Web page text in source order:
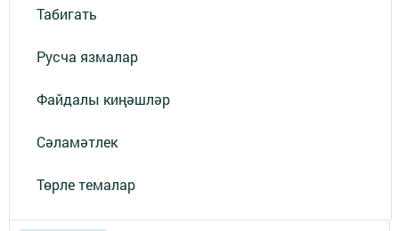
Табигать
Русча язмалар
Файдалы киңәшләр
Сәламәтлек
Төрле темалар